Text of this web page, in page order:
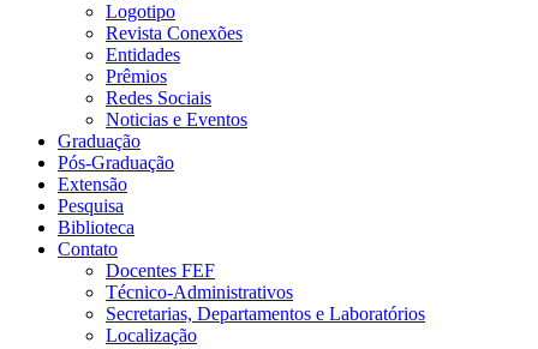
Logotipo
Revista Conexões
Entidades
Prêmios
Redes Sociais
Noticias e Eventos
Graduação
Pós-Graduação
Extensão
Pesquisa
Biblioteca
Contato
Docentes FEF
Técnico-Administrativos
Secretarias, Departamentos e Laboratórios
Localização